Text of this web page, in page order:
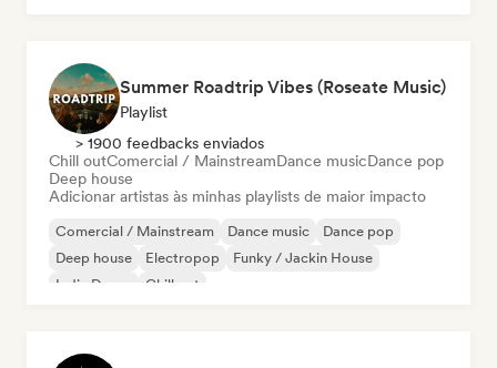
Summer Roadtrip Vibes (Roseate Music)
Playlist
> 1900 feedbacks enviados
Chill outComercial / MainstreamDance musicDance pop
Deep house
Adicionar artistas às minhas playlists de maior impacto
Comercial / Mainstream Dance music
Dance pop
Deep house
Electropop
Funky / Jackin House
Indie Dance
Chill out